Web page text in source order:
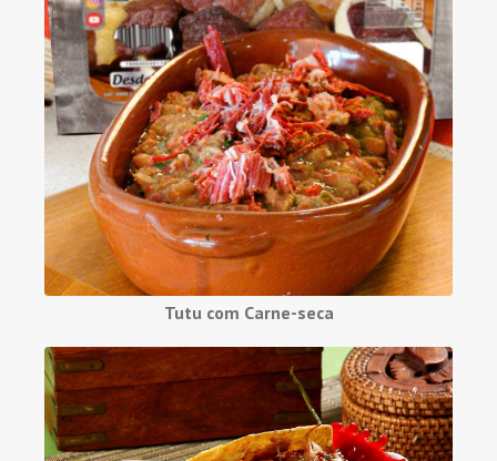
Tutu com Carne-seca